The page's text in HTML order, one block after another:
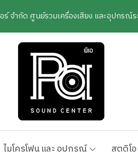
ร์ จำกัด ศูนย์รวมเครื่องเสียง และอุปกรณ์
ไมโครโฟน และ อุปกรณ์ สตูดิโ